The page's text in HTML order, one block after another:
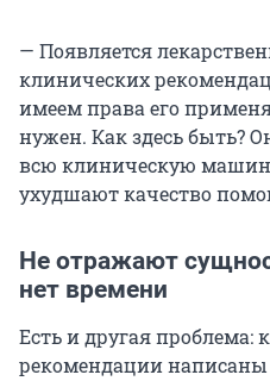
— Появляется
клинических
имеем права его
нужен. Как здесь быть?
всю клиническую
ухудшают качество
Не отражают
нет времени
Есть и другая проблема:
рекомендации написаны